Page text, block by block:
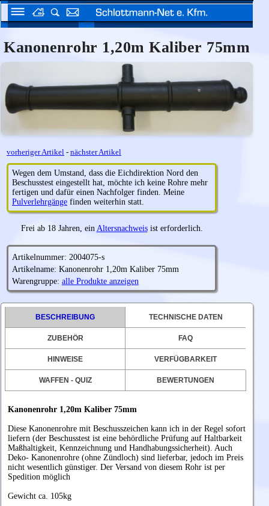
Kanonenrohr 1,20m Kaliber 75mm
vorheriger Artikel - nächster Artikel
Wegen dem Umstand, dass die Eichdirektion Nord den
Beschusstest eingestellt hat, möchte ich keine Rohre mehr
fertigen und dafür einen Nachfolger finden. Meine
Pulverlehrgänge finden weiterhin statt.
Frei ab 18 Jahren, ein Altersnachweisist erforderlich.
Artikelnummer: 2004075-s
Artikelname: Kanonenrohr 1,20m Kaliber 75mm
Warengruppe: alle Produkte anzeigen
BESCHREIBUNG TECHNISCHE DATEN
ZUBEHÖR FAQ
HINWEISE VERFÜGBARKEIT
WAFFEN - QUIZ BEWERTUNGEN
Kanonenrohr 1,20m Kaliber 75mm
Diese Kanonenrohre mit Beschusszeichen kann ich in der Regel sofort
liefern (der Beschusstest ist eine behördliche Prüfung auf Haltbarkeit
Maßhaltigkeit, Kennzeichnung und Handhabungssicherheit). Auch
Deko- Kanonenrohre (ohne Zündloch) sind lieferbar, jedoch im Preis
nicht wesentlich günstiger. Der Versand von diesem Rohr ist per
Spedition möglich
Gewicht ca. 105kg